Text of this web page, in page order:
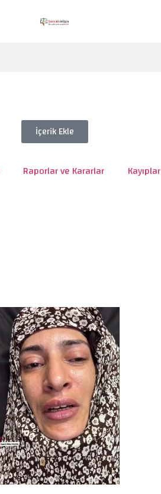
İçerik Ekle
Raporlar ve Kararlar Kayıplar